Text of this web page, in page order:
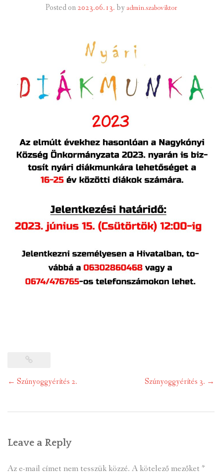
KAPCSOLAT
LETÖLTHETŐ NYOMTATVÁNYOK
VÁLASZTÁS 2026
TELEPÜLÉSIKÉPVISELŐI VAGYONNYILATKOZATOK – 2026.
VAGYONNYILATKOZATA – 2026. ÉV
Posted on2023.06.13.by admin.szaboviktor
Post
← Szúnyoggyérítés 2. Szúnyoggyérítés 3. →
Leave a Reply
Az e-mail címet nem tesszük közzé. A kötelező mezőket *